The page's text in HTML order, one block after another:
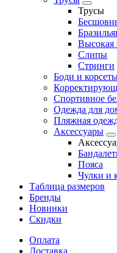
Трусы
Высокая
Слипы
Стринги
Боди и
Спортивное
Одежда для
Пляжная
Аксессуары
Пояса
Чулки и
Таблица размеров
Бренды
Новинки
Скидки
Оплата
Доставка